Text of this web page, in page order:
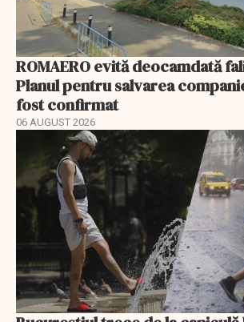
ROMAERO evită deocamdată
Planul pentru salvarea
fost confirmat
06 AUGUST 2026